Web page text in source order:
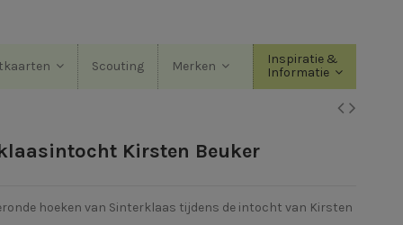
Scouting Merken
Inspiratie &
Informatie
Kirsten Beuker
hoeken van Sinterklaas tijdens de intocht van Kirsten